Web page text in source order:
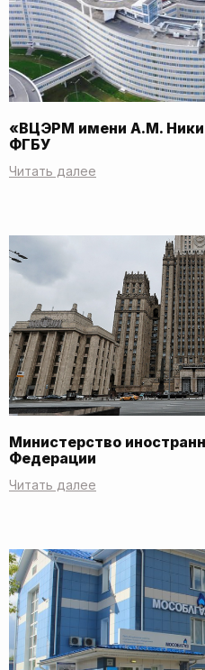
«ВЦЭРМ имени А.М.
ФГБУ
Читать далее
Министерство
Федерации
Читать далее